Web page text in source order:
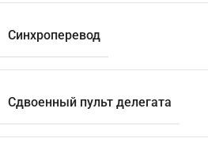
Синхроперевод
Сдвоенный пульт делегата